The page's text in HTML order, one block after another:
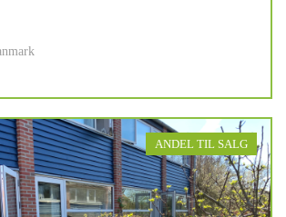
ANDEL TIL SALG